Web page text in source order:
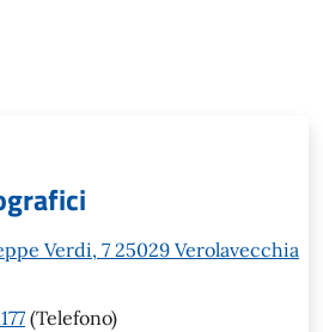
Verdi, 7 25029 Verolavecchia
(Telefono)